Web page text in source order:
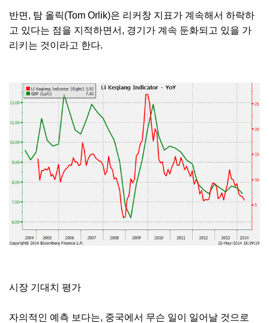
반면, 탐 올릭(Tom Orlik)은 리커창 지표가 계속해서 하락하
고 있다는 점을 지적하면서, 경기가 계속 둔화되고 있을 가
리키는 것이라고 한다.
시장 기대치 평가
자의적인 예측 보다는, 중국에서 무슨 일이 일어날 것으로